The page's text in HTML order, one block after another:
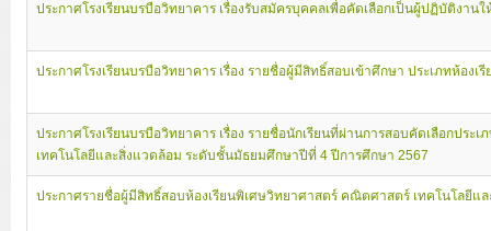
ประกาศโรงเรียนบรบือวิทยาคาร เรื่องรับสมัครบุคคลเพื่อคัดเลือกเป็นผู้ปฏิบัติงา
ประกาศโรงเรียนบรบือวิทยาคาร เรื่อง รายชื่อผู้มีสิทธิ์สอบเข้าศึกษา ประเภทห้อง
ประกาศโรงเรียนบรบือวิทยาคาร เรื่อง รายชื่อนักเรียนที่ผ่านการสอบคัดเลือกปร
เทคโนโลยีและสิ่งแวดล้อม ระดับชั้นมัธยมศึกษาปีที่ 4 ปีการศึกษา 2567
ประกาศรายชื่อผู้มีสิทธิ์สอบห้องเรียนพิเศษวิทยาศาสตร์ คณิตศาสตร์ เทคโนโลยีแ